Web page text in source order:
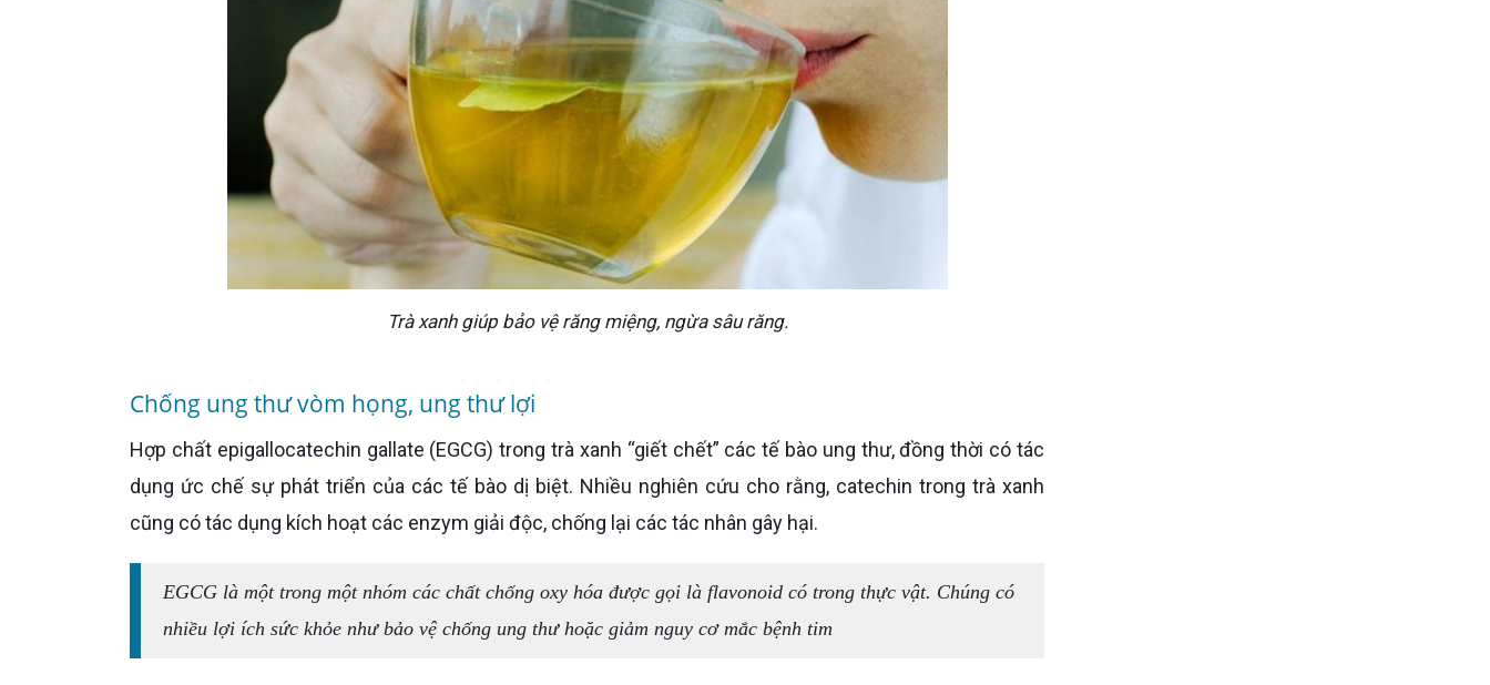
Trà xanh giúp bảo vệ răng miệng, ngừa sâu răng.
Chống ung thư vòm họng, ung thư lợi
Hợp chất epigallocatechin gallate (EGCG) trong trà xanh “giết chết” các tế bào ung thư, đồng thời có tác
dụng ức chế sự phát triển của các tế bào dị biệt. Nhiều nghiên cứu cho rằng, catechin trong trà xanh
cũng có tác dụng kích hoạt các enzym giải độc, chống lại các tác nhân gây hại.
EGCG là một trong một nhóm các chất chống oxy hóa được gọi là flavonoid có trong thực vật. Chúng có
nhiều lợi ích sức khỏe như bảo vệ chống ung thư hoặc giảm nguy cơ mắc bệnh tim